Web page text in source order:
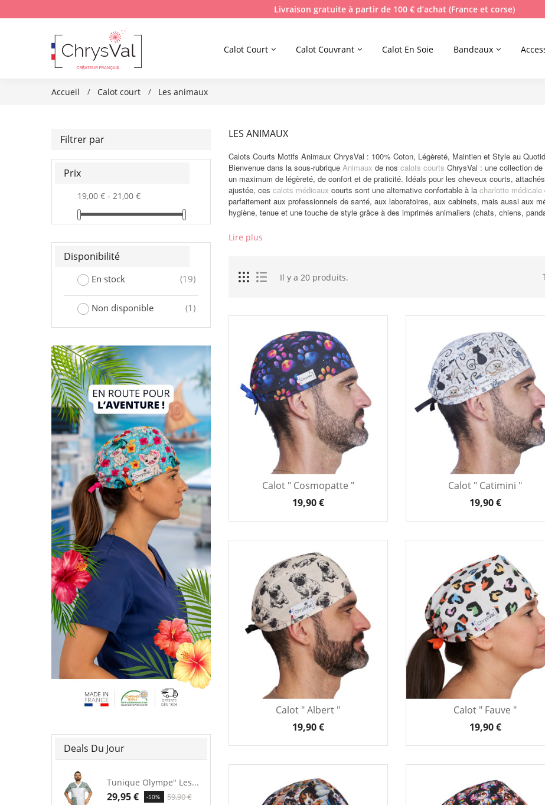
Livraison gratuite à partir de 100 € d’achat (France et corse)
Calot Court Calot Couvrant Calot En Soie Bandeaux
Accueil Calot court Les animaux
Filtrer par
Prix
19,00 € - 21,00 €
Disponibilité
En stock (19)
Non disponible (1)
Deals Du Jour
Tunique Olympe" Les...
29,95 € -50% 59,90 €
LES ANIMAUX
Calots Courts Motifs Animaux ChrysVal : 100% Coton, Légèreté, Maintien et Style au
Bienvenue dans la sous-rubrique Animaux de nos calots courts ChrysVal : une collection de
un maximum de légèreté, de confort et de praticité. Idéals pour les cheveux courts,
ajustée, ces calots médicaux courts sont une alternative confortable à la charlotte médicale
parfaitement aux professionnels de santé, aux laboratoires, aux cabinets, mais aussi aux
hygiène, tenue et une touche de style grâce à des imprimés animaliers (chats, chiens,
Lire plus
Il y a 20 produits.
Calot " Cosmopatte "
19,90 €
Calot " Catimini "
19,90 €
Calot " Albert "
19,90 €
Calot " Fauve "
19,90 €